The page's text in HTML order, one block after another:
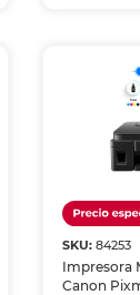
SKU: 84253
Impresora
Canon